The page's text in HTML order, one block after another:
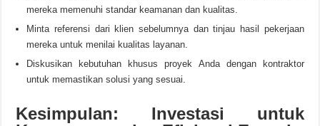
mereka memenuhi standar keamanan dan kualitas.
Minta referensi dari klien sebelumnya dan tinjau hasil pekerjaan
mereka untuk menilai kualitas layanan.
Diskusikan kebutuhan khusus proyek Anda dengan kontraktor
untuk memastikan solusi yang sesuai.
Kesimpulan: Investasi untuk